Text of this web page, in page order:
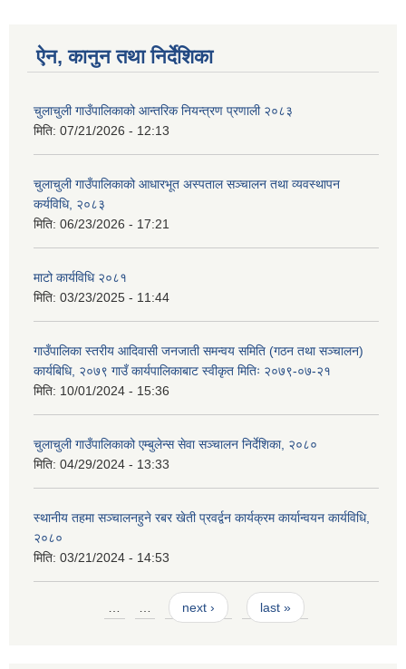
ऐन, कानुन तथा निर्देशिका
चुलाचुली गाउँपालिकाको आन्तरिक नियन्त्रण प्रणाली २०८३
मिति: 07/21/2026 - 12:13
चुलाचुली गाउँपालिकाको आधारभूत अस्पताल सञ्चालन तथा व्यवस्थापन
कर्यविधि, २०८३
मिति: 06/23/2026 - 17:21
माटो कार्यविधि २०८१
मिति: 03/23/2025 - 11:44
गाउँपालिका स्तरीय आदिवासी जनजाती समन्वय समिति (गठन तथा सञ्चालन)
कार्यबिधि, २०७९ गाउँ कार्यपालिकाबाट स्वीकृत मितिः २०७९-०७-२१
मिति: 10/01/2024 - 15:36
चुलाचुली गाउँपालिकाको एम्बुलेन्स सेवा सञ्चालन निर्देशिका, २०८०
मिति: 04/29/2024 - 13:33
स्थानीय तहमा सञ्चालनहुने रबर खेती प्रवर्द्वन कार्यक्रम कार्यान्वयन कार्यविधि,
२०८०
मिति: 03/21/2024 - 14:53
next › last »